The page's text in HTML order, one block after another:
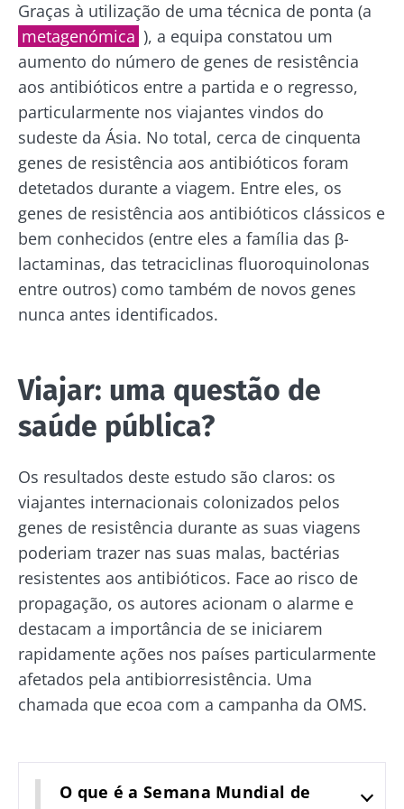
Graças à utilização de uma técnica de ponta (a
metagenómica ), a equipa constatou um
aumento do número de genes de resistência
aos antibióticos entre a partida e o regresso,
particularmente nos viajantes vindos do
sudeste da Ásia. No total, cerca de cinquenta
genes de resistência aos antibióticos foram
detetados durante a viagem. Entre eles, os
genes de resistência aos antibióticos clássicos e
bem conhecidos (entre eles a família das β-
lactaminas, das tetraciclinas fluoroquinolonas
entre outros) como também de novos genes
nunca antes identificados.
Viajar: uma questão de
saúde pública?
Os resultados deste estudo são claros: os
viajantes internacionais colonizados pelos
genes de resistência durante as suas viagens
poderiam trazer nas suas malas, bactérias
resistentes aos antibióticos. Face ao risco de
propagação, os autores acionam o alarme e
destacam a importância de se iniciarem
rapidamente ações nos países particularmente
afetados pela antibiorresistência. Uma
chamada que ecoa com a campanha da OMS.
O que é a Semana Mundial de
e a política de privacidadedo Biocodex
Microbiota Institute.
* Campo obrigatório
BMI 20-35
Kefir: um
aliado natural
da nossa
microbiota?
Ligeiramente
efervescente,
com um toque
ácido e
naturalmente
rico em
microrganismos
vem conq...
Descubra mais
Os iogurtes,
os grandes
aliados do
teu
microbioma
iogurte,
queijo
fresco ou
skyr? Estes
produtos
lácteos têm
um ponto
são
Descubra
23/07/
uma
explorar
Ler o